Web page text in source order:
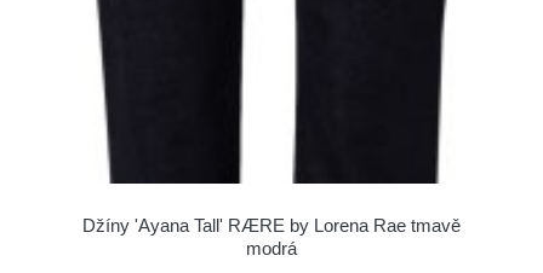
Džíny 'Ayana Tall' RÆRE by Lorena Rae tmavě
modrá